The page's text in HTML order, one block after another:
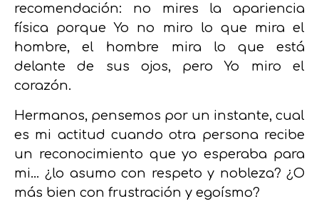
recomendación: no mires la apariencia
física porque Yo no miro lo que mira el
hombre, el hombre mira lo que está
delante de sus ojos, pero Yo miro el
corazón.
Hermanos, pensemos por un instante, cual
es mi actitud cuando otra persona recibe
un reconocimiento que yo esperaba para
mi… ¿lo asumo con respeto y nobleza? ¿O
más bien con frustración y egoísmo?